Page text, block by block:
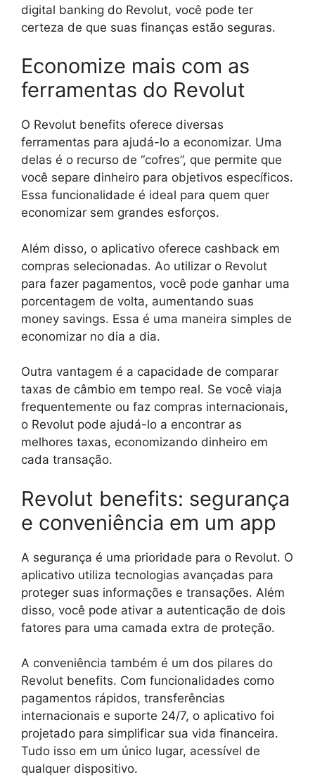
digital banking do Revolut, você pode ter
certeza de que suas finanças estão seguras.
Economize mais com as
ferramentas do Revolut
O Revolut benefits oferece diversas
ferramentas para ajudá-lo a economizar. Uma
delas é o recurso de “cofres”, que permite que
você separe dinheiro para objetivos específicos.
Essa funcionalidade é ideal para quem quer
economizar sem grandes esforços.
Além disso, o aplicativo oferece cashback em
compras selecionadas. Ao utilizar o Revolut
para fazer pagamentos, você pode ganhar uma
porcentagem de volta, aumentando suas
money savings. Essa é uma maneira simples de
economizar no dia a dia.
Outra vantagem é a capacidade de comparar
taxas de câmbio em tempo real. Se você viaja
frequentemente ou faz compras internacionais,
o Revolut pode ajudá-lo a encontrar as
melhores taxas, economizando dinheiro em
cada transação.
Revolut benefits: segurança
e conveniência em um app
A segurança é uma prioridade para o Revolut. O
aplicativo utiliza tecnologias avançadas para
proteger suas informações e transações. Além
disso, você pode ativar a autenticação de dois
fatores para uma camada extra de proteção.
A conveniência também é um dos pilares do
Revolut benefits. Com funcionalidades como
pagamentos rápidos, transferências
internacionais e suporte 24/7, o aplicativo foi
projetado para simplificar sua vida financeira.
Tudo isso em um único lugar, acessível de
qualquer dispositivo.